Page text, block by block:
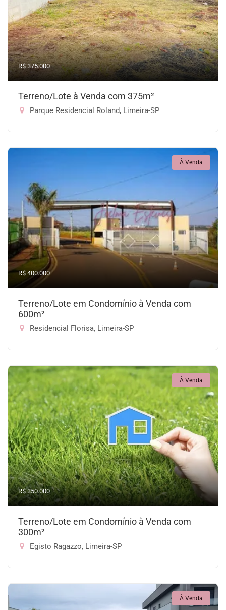
R$ 375.000
Terreno/Lote à Venda com 375m²
Parque Residencial Roland, Limeira-SP
À Venda
R$ 400.000
Terreno/Lote em Condomínio à Venda com
600m²
Residencial Florisa, Limeira-SP
À Venda
R$ 350.000
Terreno/Lote em Condomínio à Venda com
300m²
Egisto Ragazzo, Limeira-SP
À Venda